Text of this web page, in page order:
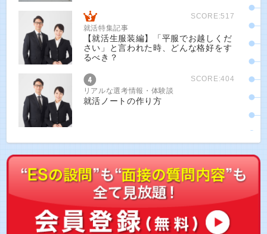
SCORE:517
就活特集記事
【就活生服装編】「平服でお越しくだ
さい」と言われた時、どんな格好をす
るべき？
SCORE:404
リアルな選考情報・体験談
就活ノートの作り方